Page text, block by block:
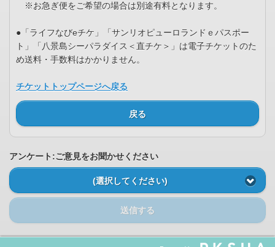
※お急ぎ便をご希望の場合は別途有料となります。
●「ライフなびeチケ」「サンリオピューロランドｅパスポー
ト」「八景島シーパラダイス＜直チケ＞」は電子チケットのた
め送料・手数料はかかりません。
チケットトップページへ戻る
戻る
アンケート:ご意見をお聞かせください
(選択してください)
送信する